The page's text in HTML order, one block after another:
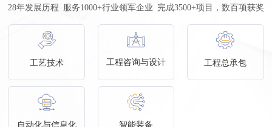
28年发展历程 服务1000+行业领军企业 完成3500+项目，数百项获奖
工艺技术 工程咨询与设计 工程总承包
自动化与信息化 智能装备